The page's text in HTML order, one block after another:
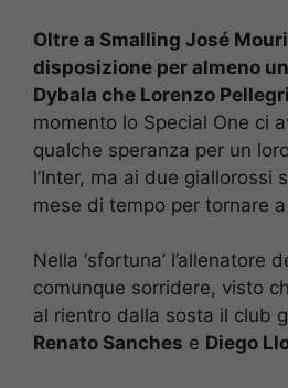
Oltre a Smalling José
disposizione per almeno
Dybala che Lorenzo
momento lo Special One ci
qualche speranza per un
l’Inter, ma ai due giallorossi
mese di tempo per tornare
Nella ‘sfortuna’ l’allenatore
comunque sorridere, visto
al rientro dalla sosta il club
Renato Sanches e Diego